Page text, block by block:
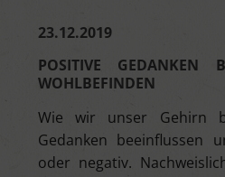
23.12.2019
POSITIVE GEDANKEN
WOHLBEFINDEN
Wie wir unser Gehirn
Gedanken beeinflussen
oder negativ.